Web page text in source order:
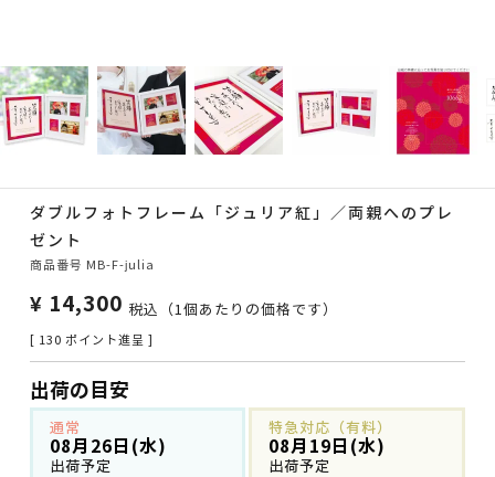
ダブルフォトフレーム「ジュリア紅」／両親へのプレ
ゼント
商品番号 MB-F-julia
¥ 14,300 税込 （1個あたりの価格です）
[ 130 ポイント進呈 ]
出荷の目安
通常
08月26日(水)
出荷予定
特急対応（有料）
08月19日(水)
出荷予定